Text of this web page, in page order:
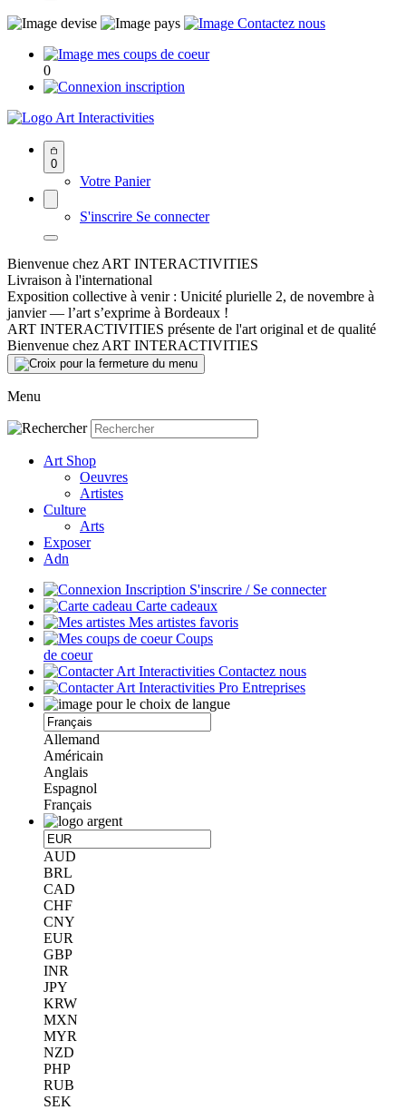
0
Art Interactivities
0
Votre Panier
S'inscrire Se connecter
Bienvenue chez ART INTERACTIVITIES
Livraison à l'international
Exposition collective à venir : Unicité plurielle 2, de novembre à
janvier — l’art s’exprime à Bordeaux !
ART INTERACTIVITIES présente de l'art original et de qualité
Bienvenue chez ART INTERACTIVITIES
Menu
Art Shop
Oeuvres
Artistes
Culture
Arts
Exposer
Adn
S'inscrire / Se connecter
Carte cadeaux
Mes artistes favoris
Coups
de coeur
Contactez nous
Entreprises
Allemand
Américain
Anglais
Espagnol
Français
AUD
BRL
CAD
CHF
CNY
EUR
GBP
INR
JPY
KRW
MXN
MYR
NZD
PHP
RUB
SEK